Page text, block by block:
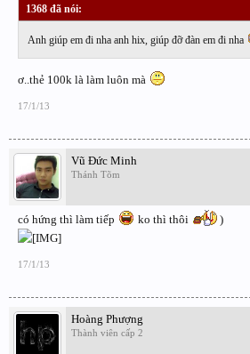
1368 đã nói:
Anh giúp em đi nha anh hix, giúp đỡ đàn em đi nha
ơ..thẻ 100k là làm luôn mà
17/1/13
Vũ Đức Minh
Thánh Tõm
có hứng thì làm tiếp ko thì thôi )
17/1/13
Hoàng Phượng
Thành viên cấp 2